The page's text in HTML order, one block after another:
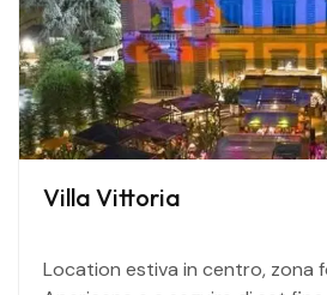
Villa Vittoria
Location estiva in centro, zona